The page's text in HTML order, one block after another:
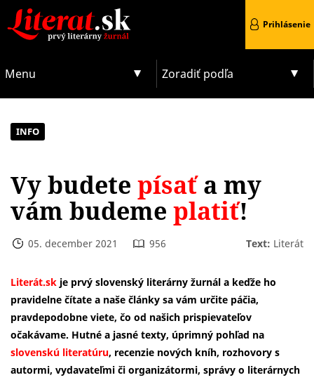
Menu Zoradiť podľa
Prihlásenie
INFO
Vy budete písaťa my
vám budeme platiť!
05. december 2021 956 Text: Literát
Literát.sk je prvý slovenský literárny žurnál a keďže ho
pravidelne čítate a naše články sa vám určite páčia,
pravdepodobne viete, čo od našich prispievateľov
očakávame. Hutné a jasné texty, úprimný pohľad na
slovenskú literatúru, recenzie nových kníh, rozhovory s
autormi, vydavateľmi či organizátormi, správy o literárnych